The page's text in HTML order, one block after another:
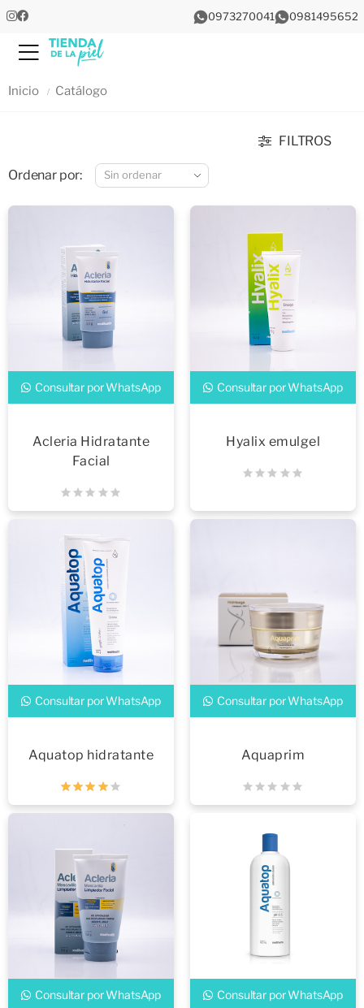
0973270041 0981495652
Menu
Inicio Catálogo
FILTROS
Ordenar por:
Consultar por WhatsApp
Acleria Hidratante
Facial
Consultar por WhatsApp
Hyalix emulgel
Consultar por WhatsApp
Aquatop hidratante
Consultar por WhatsApp
Aquaprim
Consultar por WhatsApp Consultar por WhatsApp